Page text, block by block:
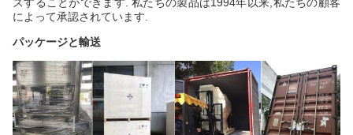
によって承認されています.
パッケージと輸送